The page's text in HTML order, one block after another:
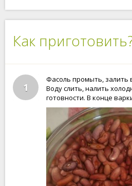
Как
1
Фасоль промыть, залить
Воду слить, налить
готовности. В конце